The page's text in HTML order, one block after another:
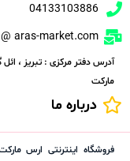
04133103886
aras-market.com
آدرس دفتر مرکزی : تبریز ،
مارکت
درباره ما
فروشگاه اینترنتی ارس